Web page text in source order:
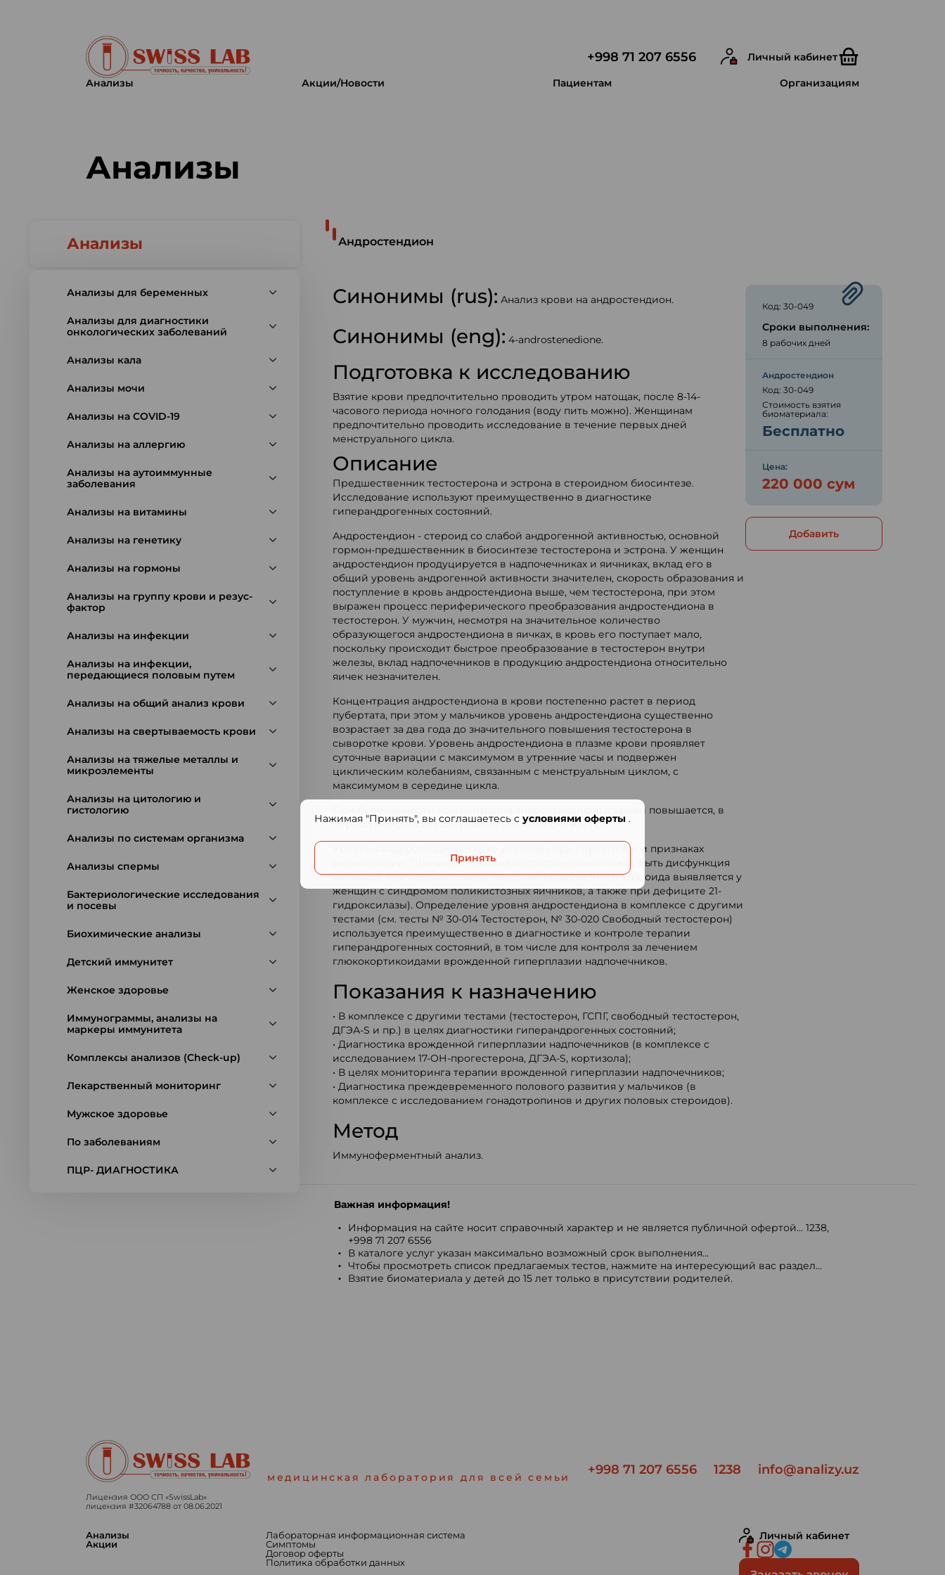
+998 71 207 6556 Личный кабинет
Анализы Акции/Новости Пациентам Организациям
Анализы
Анализы
Анализы для беременных
Анализы для диагностики
онкологических заболеваний
Анализы кала
Анализы мочи
Анализы на COVID-19
Анализы на аллергию
Анализы на аутоиммунные
заболевания
Анализы на витамины
Анализы на генетику
Анализы на гормоны
Анализы на группу крови и резус-
фактор
Анализы на инфекции
Анализы на инфекции,
передающиеся половым путем
Анализы на общий анализ крови
Анализы на свертываемость крови
Анализы на тяжелые металлы и
микроэлементы
Анализы на цитологию и
гистологию
Анализы по системам организма
Анализы спермы
Бактериологические исследования
и посевы
Биохимические анализы
Детский иммунитет
Женское здоровье
Иммунограммы, анализы на
маркеры иммунитета
Комплексы анализов (Check-up)
Лекарственный мониторинг
Мужское здоровье
По заболеваниям
ПЦР- ДИАГНОСТИКА
Андростендион
Синонимы (rus): Анализ крови на андростендион.
Синонимы (eng): 4-androstenedione.
Подготовка к исследованию
Взятие крови предпочтительно проводить утром натощак, после 8-14-
часового периода ночного голодания (воду пить можно). Женщинам
предпочтительно проводить исследование в течение первых дней
менструального цикла.
Описание
Предшественник тестостерона и эстрона в стероидном биосинтезе.
Исследование используют преимущественно в диагностике
гиперандрогенных состояний.
Андростендион - стероид со слабой андрогенной активностью, основной
гормон-предшественник в биосинтезе тестостерона и эстрона. У женщин
андростендион продуцируется в надпочечниках и яичниках, вклад его в
общий уровень андрогенной активности значителен, скорость образования и
поступление в кровь андростендиона выше, чем тестостерона, при этом
выражен процесс периферического преобразования андростендиона в
тестостерон. У мужчин, несмотря на значительное количество
образующегося андростендиона в яичках, в кровь его поступает мало,
поскольку происходит быстрое преобразование в тестостерон внутри
железы, вклад надпочечников в продукцию андростендиона относительно
яичек незначителен.
Концентрация андростендиона в крови постепенно растет в период
пубертата, при этом у мальчиков уровень андростендиона существенно
возрастает за два года до значительного повышения тестостерона в
сыворотке крови. Уровень андростендиона в плазме крови проявляет
суточные вариации с максимумом в утренние часы и подвержен
циклическим колебаниям, связанным с менструальным циклом, с
максимумом в середине цикла.
При беременности концентрация андростендиона в крови повышается, в
период менопаузы содержание гормона снижается.
Уровень андростендиона часто увеличен при гирсутизме и признаках
вирилизации. Причиной избытка андростендиона может быть дисфункция
яичников или надпочечников (высокий уровень этого стероида выявляется у
женщин с синдромом поликистозных яичников, а также при дефиците 21-
гидроксилазы). Определение уровня андростендиона в комплексе с другими
тестами (см. тесты № 30-014 Тестостерон, № 30-020 Свободный тестостерон)
используется преимущественно в диагностике и контроле терапии
гиперандрогенных состояний, в том числе для контроля за лечением
глюкокортикоидами врожденной гиперплазии надпочечников.
Показания к назначению
• В комплексе с другими тестами (тестостерон, ГСПГ, свободный тестостерон,
ДГЭА-S и пр.) в целях диагностики гиперандрогенных состояний;
• Диагностика врожденной гиперплазии надпочечников (в комплексе с
исследованием 17-ОН-прогестерона, ДГЭА-S, кортизола);
• В целях мониторинга терапии врожденной гиперплазии надпочечников;
• Диагностика преждевременного полового развития у мальчиков (в
комплексе с исследованием гонадотропинов и других половых стероидов).
Метод
Иммуноферментный анализ.
Код: 30-049
Сроки выполнения:
8 рабочих дней
Андростендион
Код: 30-049
Стоимость взятия
биоматериала:
Бесплатно
Цена:
220 000 сум
Добавить
Важная информация!
Информация на сайте носит справочный характер и не является публичной офертой... 1238,
+998 71 207 6556
В каталоге услуг указан максимально возможный срок выполнения...
Чтобы просмотреть список предлагаемых тестов, нажмите на интересующий вас раздел...
Взятие биоматериала у детей до 15 лет только в присутствии родителей.
Нажимая "Принять", вы соглашаетесь с условиями оферты .
Принять
медицинская лаборатория для всей семьи +998 71 207 6556 1238 info@analizy.uz
Лицензия ООО СП «SwissLab»
лицензия #32064788 от 08.06.2021
Анализы
Акции
Лабораторная информационная система
Симптомы
Договор оферты
Политика обработки данных
Личный кабинет